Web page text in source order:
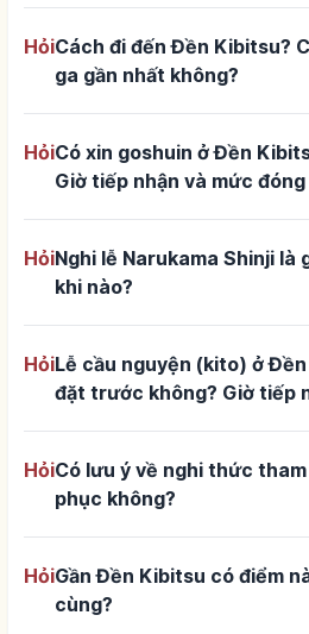
HỏiCách đi đến Đền Kibitsu?
ga gần nhất không?
HỏiCó xin goshuin ở Đền
Giờ tiếp nhận và mức
HỏiNghi lễ Narukama Shinji là
khi nào?
HỏiLễ cầu nguyện (kito) ở
đặt trước không? Giờ tiếp
HỏiCó lưu ý về nghi thức
phục không?
HỏiGần Đền Kibitsu có điểm
cùng?